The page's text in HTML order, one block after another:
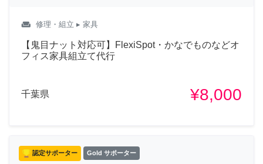
weekend 修理・組立 ▸ 家具
【鬼目ナット対応可】FlexiSpot・かなでものなどオ
フィス家具組立て代行
千葉県 ¥8,000
認定サポーター Gold サポーター